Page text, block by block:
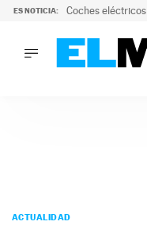
ES NOTICIA: Coches eléctricos
PODCAST
ACTUALIDAD